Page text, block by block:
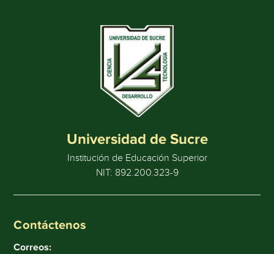
Universidad de Sucre
Institución de Educación Superior
NIT: 892.200.323-9
Contáctenos
Correos: